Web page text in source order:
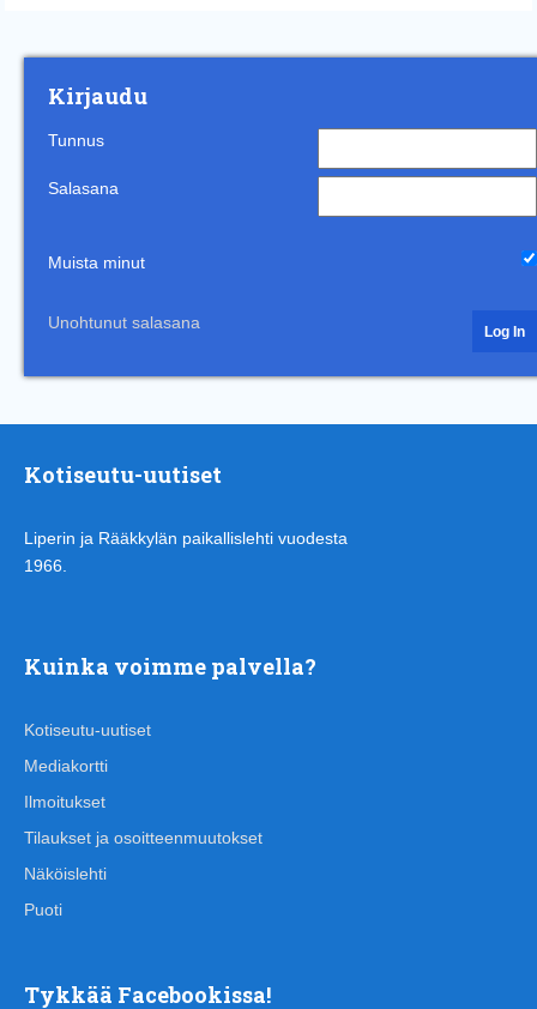
Kirjaudu
Tunnus
Salasana
Muista minut
Unohtunut salasana
Kotiseutu-uutiset
Liperin ja Rääkkylän paikallislehti vuodesta
1966.
Kuinka voimme palvella?
Kotiseutu-uutiset
Mediakortti
Ilmoitukset
Tilaukset ja osoitteenmuutokset
Näköislehti
Puoti
Tykkää Facebookissa!